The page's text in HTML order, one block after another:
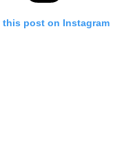
this post on Instagram